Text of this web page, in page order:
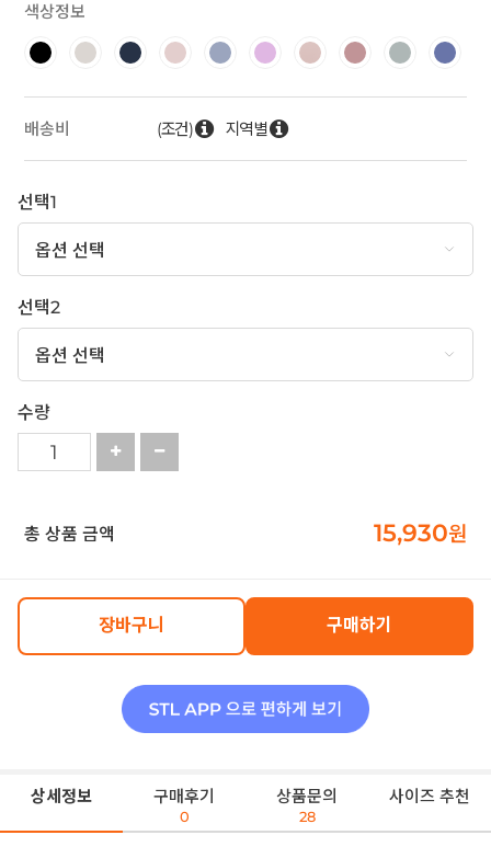
색상정보
배송비 (조건) 지역별
선택1
선택2
수량
총 상품 금액 15,930원
장바구니 구매하기
상세정보 구매후기
0
상품문의
28
사이즈 추천